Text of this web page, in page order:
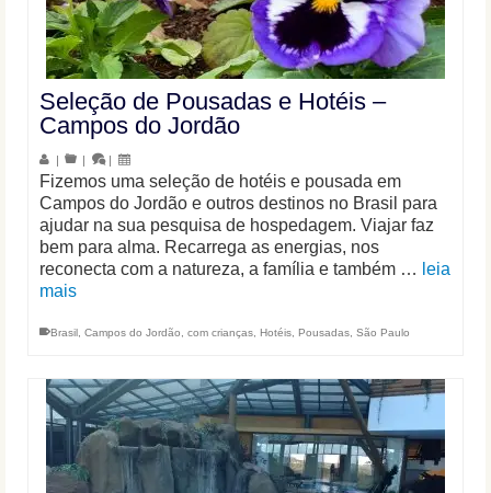
Seleção de Pousadas e Hotéis –
Campos do Jordão
| | |
Fizemos uma seleção de hotéis e pousada em
Campos do Jordão e outros destinos no Brasil para
ajudar na sua pesquisa de hospedagem. Viajar faz
bem para alma. Recarrega as energias, nos
reconecta com a natureza, a família e também … leia
mais
Brasil Campos do Jordão com crianças Hotéis Pousadas São Paulo